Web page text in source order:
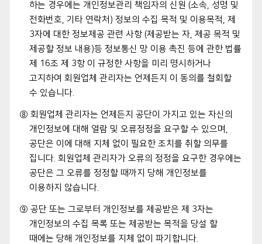
하는 경우에는 개인정보관리 책임자의 신원 (소속, 성명 및
전화번호, 기타 연락처) 정보의 수집 목적 및 이용목적, 제
3자에 대한 정보제공 관련 사항 (제공받는 자, 제공 목적 및
제공할 정보 내용)등 정보통신 망 이용 촉진 등에 관한 법률
제 16조 제 3항 이 규정한 사항을 미리 명시하거나
고지하여 회원업체 관리자는 언제든지 이 동의를 철회할
수 있습니다.
⑧ 회원업체 관리자는 언제든지 공단이 가지고 있는 자신의
개인정보에 대해 열람 및 오류정정을 요구할 수 있으며,
공단은 이에 대해 지체 없이 필요한 조치를 취할 의무를
집니다. 회원업체 관리자가 오류의 정정을 요구한 경우에는
공단은 그 오류를 정정할 때까지 당해 개인정보를
이용하지 않습니다.
⑨ 공단 또는 그로부터 개인정보를 제공받은 제 3자는
개인정보의 수집 목록 또는 제공받는 목적을 당설 할
때에는 당해 개인정보를 지체 없이 파기합니다.